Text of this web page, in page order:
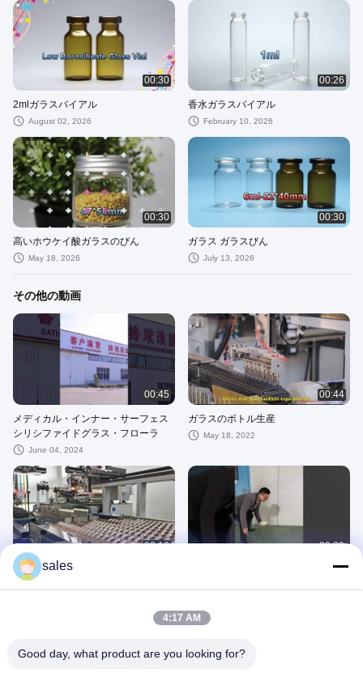
00:30
2mlガラスバイアル
August 02, 2026
00:26
香水ガラスバイアル
February 10, 2026
00:30
高いホウケイ酸ガラスのびん
May 18, 2026
00:30
ガラス ガラスびん
July 13, 2026
その他の動画
00:45
メディカル・インナー・サーフェス
シリシファイドグラス・フローラ
June 04, 2024
00:44
ガラスのボトル生産
May 18, 2022
00:16
2 ml 透明な注射中性ホウケイ酸ガラ
ス ワクチン ボトル バイアル
00:39
sales
4:17 AM
Good day, what product are you looking for?